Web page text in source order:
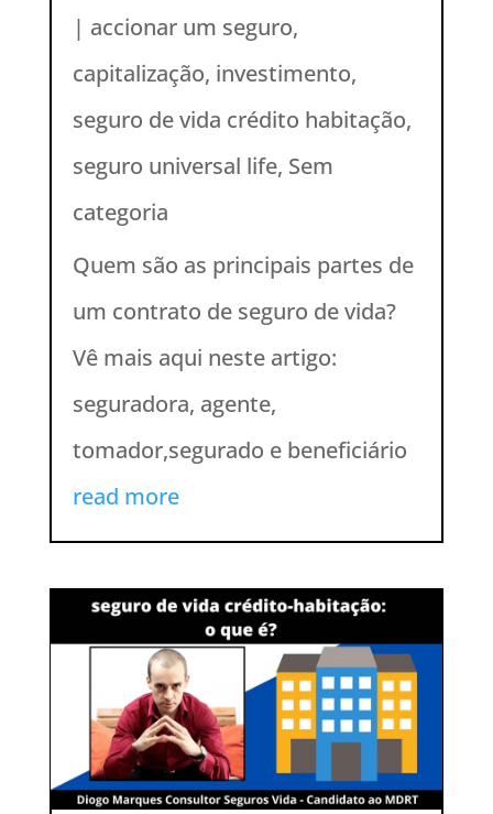
| accionar um seguro,
capitalização, investimento,
seguro de vida crédito habitação,
seguro universal life, Sem
categoria
Quem são as principais partes de
um contrato de seguro de vida?
Vê mais aqui neste artigo:
seguradora, agente,
tomador,segurado e beneficiário
read more